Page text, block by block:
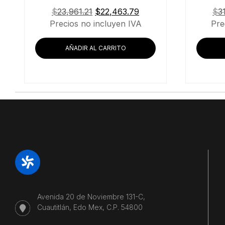
$23,961.21 El
precio
era:
$23,961.21.
$22,463.79
precio
$22,463.79.
Precios no incluyen IVA
AÑADIR AL CARRITO
$
Avenida 20 de Noviembre 131-C,
Cuautitlán, Edo Mex, C.P. 54800